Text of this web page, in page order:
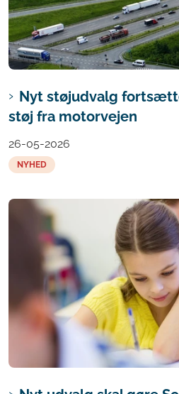
Nyt støjudvalg
støj fra motorvejen
26-05-2026
NYHED